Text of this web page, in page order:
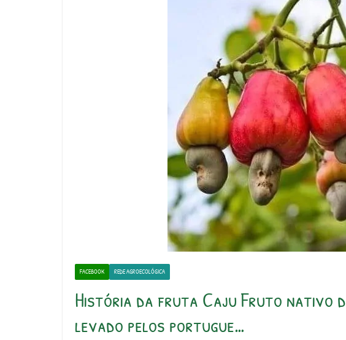
FACEBOOK REDE AGROECOLÓGICA
História da fruta Caju Fruto nativo
levado pelos portugue…